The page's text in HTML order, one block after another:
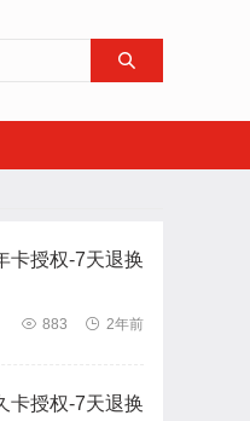

卡授权-7天退换
 883  2年前
卡授权-7天退换